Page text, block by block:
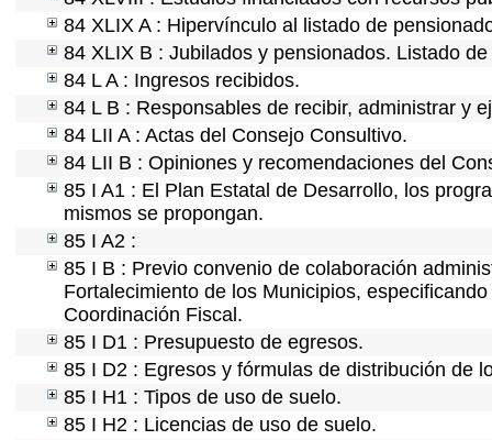
84 XLIX A : Hipervínculo al listado de
84 XLIX B : Jubilados y pensionados. Listado
84 L A : Ingresos recibidos.
84 L B : Responsables de recibir, administrar y
84 LII A : Actas del Consejo Consultivo.
84 LII B : Opiniones y recomendaciones del
85 I A1 : El Plan Estatal de Desarrollo, los
mismos se propongan.
85 I A2 :
85 I B : Previo convenio de colaboración
Fortalecimiento de los Municipios,
Coordinación Fiscal.
85 I D1 : Presupuesto de egresos.
85 I D2 : Egresos y fórmulas de distribución de
85 I H1 : Tipos de uso de suelo.
85 I H2 : Licencias de uso de suelo.